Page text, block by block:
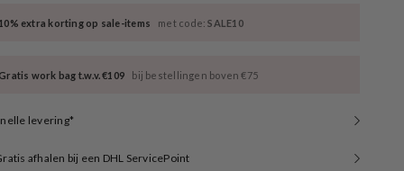
10% extra korting op sale-items met code:SALE10
Gratis work bag t.w.v. €109 bij bestellingen boven €75
levering*
afhalen bij een DHL ServicePoint